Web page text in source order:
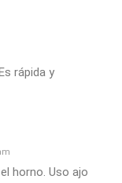
rápida y
horno. Uso ajo